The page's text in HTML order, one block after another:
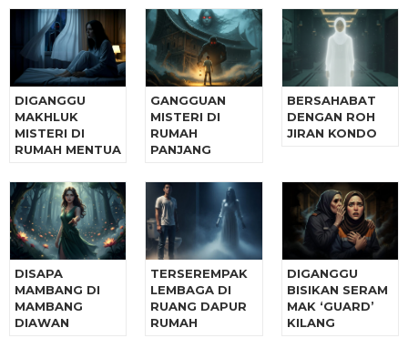
DIGANGGU
MAKHLUK
MISTERI DI
RUMAH MENTUA
GANGGUAN
MISTERI DI
RUMAH
PANJANG
BERSAHABAT
DENGAN ROH
JIRAN KONDO
DISAPA
MAMBANG DI
MAMBANG
DIAWAN
TERSEREMPAK
LEMBAGA DI
RUANG DAPUR
RUMAH
DIGANGGU
BISIKAN SERAM
MAK ‘GUARD’
KILANG